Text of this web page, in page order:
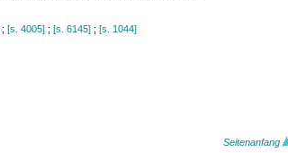
;[s. 4005] ;[s. 6145] ;[s. 1044]
Seitenanfang